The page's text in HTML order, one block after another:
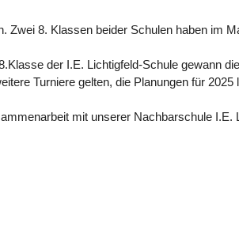
8. Klassen beider Schulen haben im
der I.E. Lichtigfeld-Schule gewann
Turniere gelten, die Planungen für 2025
mit unserer Nachbarschule I.E.